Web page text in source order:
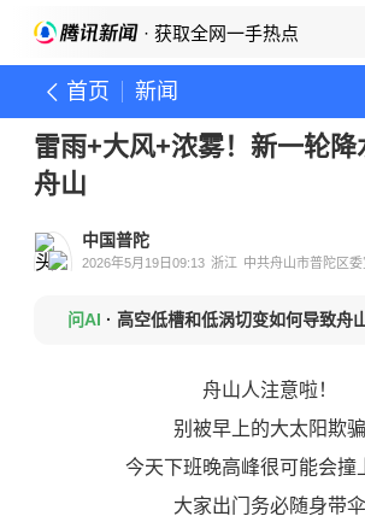
· 获取全网一手热点
首页 新闻
雷雨+大风+浓雾！新一轮降
舟山
中国普陀
2026年5月19日09:13 浙江 中共舟山市普陀区委
问AI · 高空低槽和低涡切变如何导致舟
舟山人注意啦！
别被早上的大太阳欺骗
今天下班晚高峰很可能会撞
大家出门务必随身带伞